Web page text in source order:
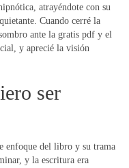
atrayéndote con su
Cuando cerré la
ante la gratis pdf y el
y aprecié la visión
ser
enfoque del libro y su trama
y la escritura era